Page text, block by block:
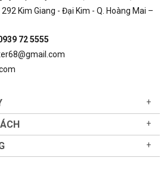
Kim Giang - Đại Kim - Q. Hoàng Mai –
72 5555
+
+
+